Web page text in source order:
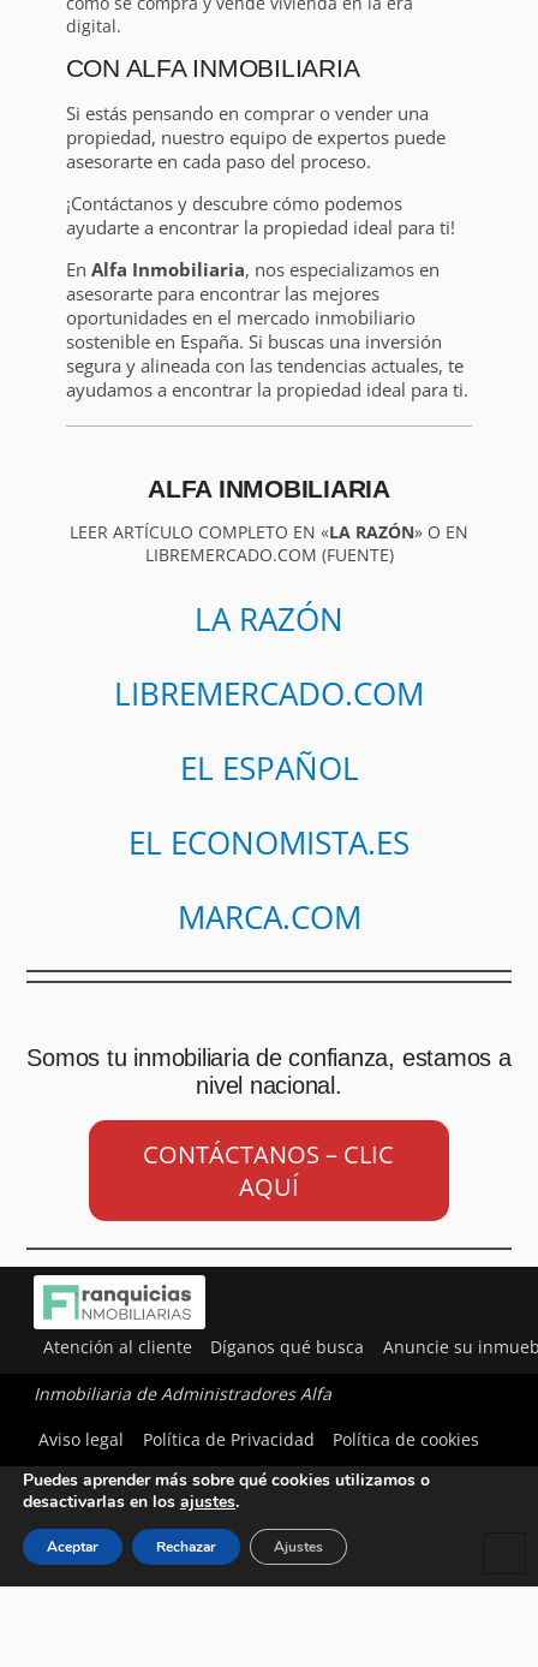
digital.
CON ALFA INMOBILIARIA
Si estás pensando en comprar o vender una
propiedad, nuestro equipo de expertos puede
asesorarte en cada paso del proceso.
¡Contáctanos y descubre cómo podemos
ayudarte a encontrar la propiedad ideal para ti!
En Alfa Inmobiliaria, nos especializamos en
asesorarte para encontrar las mejores
oportunidades en el mercado inmobiliario
sostenible en España. Si buscas una inversión
segura y alineada con las tendencias actuales, te
ayudamos a encontrar la propiedad ideal para ti.
ALFA INMOBILIARIA
LEER ARTÍCULO COMPLETO EN «LA RAZÓN» O EN
LIBREMERCADO.COM (FUENTE)
LA RAZÓN
LIBREMERCADO.COM
EL ESPAÑOL
EL ECONOMISTA.ES
MARCA.COM
Somos tu inmobiliaria de confianza, estamos a
nivel nacional.
CONTÁCTANOS – CLIC
AQUÍ
Atención al cliente Díganos qué busca Anuncie su
Inmobiliaria de Administradores Alfa
Aviso legal
Política de Privacidad Política de cookies
Utilizamos cookies para ofrecerte la mejor experiencia en
Puedes aprender más sobre qué cookies utilizamos o
desactivarlas en los ajustes.
Aceptar Rechazar Ajustes